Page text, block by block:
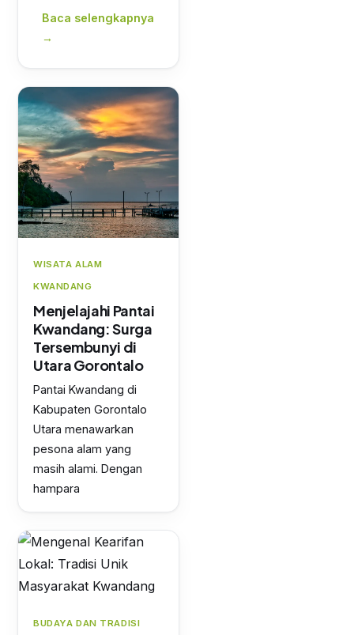
Baca selengkapnya
→
WISATA ALAM
KWANDANG
Menjelajahi Pantai
Kwandang: Surga
Tersembunyi di
Utara Gorontalo
Pantai Kwandang di
Kabupaten Gorontalo
Utara menawarkan
pesona alam yang
masih alami. Dengan
hampara
BUDAYA DAN TRADISI